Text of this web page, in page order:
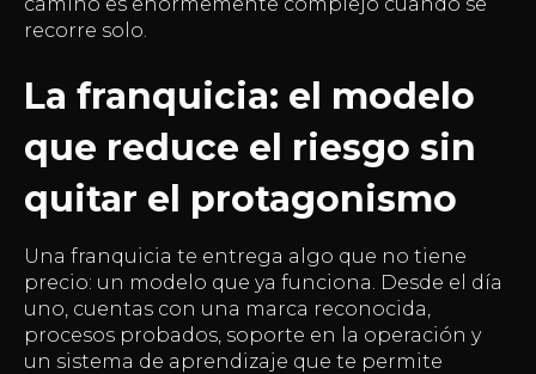
recorre solo.
La franquicia: el modelo
que reduce el riesgo sin
quitar el protagonismo
Una franquicia te entrega algo que no tiene
precio: un modelo que ya funciona. Desde el día
uno, cuentas con una marca reconocida,
procesos probados, soporte en la operación y
un sistema de aprendizaje que te permite